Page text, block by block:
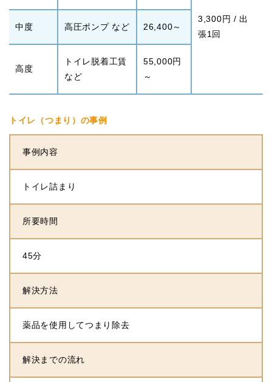
3,300円 / 出
張1回
中度 高圧ポンプ など 26,400～
高度
トイレ脱着工賃
など
55,000円
～
トイレ（つまり）の事例
事例内容
トイレ詰まり
所要時間
45分
解決方法
薬品を使用してつまり除去
解決までの流れ